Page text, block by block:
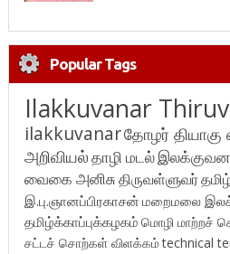
Popular Tags
Ilakkuvanar
ilakkuvanarதோழர் தியாகு
அறிவியல்தாழி மடல்
வைகை அனிசுதிருவள்ளுவர்
இ.பு.ஞானப்பிரகாசன் மறைமலை
தமிழ்க்காப்புக்கழகம் மொழி மாற்றச்
சட்டச் சொற்கள் விளக்கம்technical